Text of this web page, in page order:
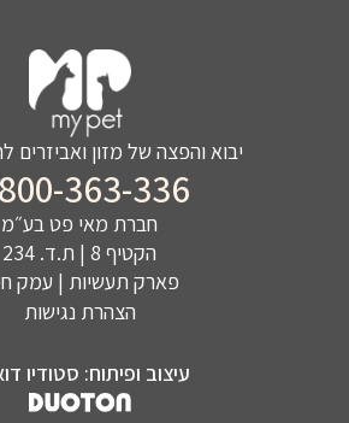
יבוא והפצה של מזון ואביזרים
363-336
חברת מאי פט בע״מ
הקטיף 8 | ת.ד. 234
פארק תעשיות | עמק
הצהרת נגישות
עיצוב ופיתוח: סטודיו